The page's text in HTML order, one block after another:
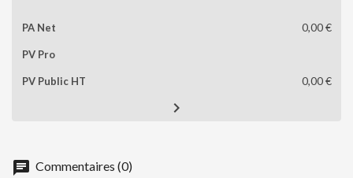
0,00 €
0,00 €

chat Commentaires (0)